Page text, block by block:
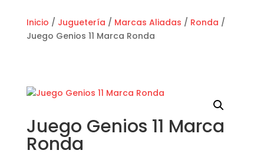
Inicio / Juguetería / Marcas Aliadas / Ronda /
Juego Genios 11 Marca Ronda
Juego Genios 11 Marca
Ronda